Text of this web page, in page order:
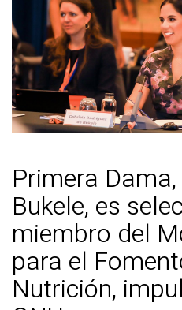
Primera
Bukele, es
miembro del
para el
Nutrición,